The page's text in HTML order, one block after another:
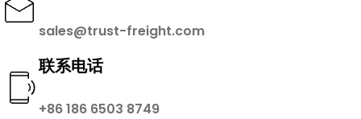
sales@trust-freight.com
联系电话
+86 186 6503 8749